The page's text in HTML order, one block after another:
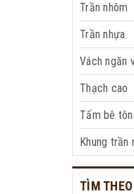
Trần nhôm
Trần nhựa
Vách ngăn
Thạch cao
Tấm bê
Khung trần
TÌM